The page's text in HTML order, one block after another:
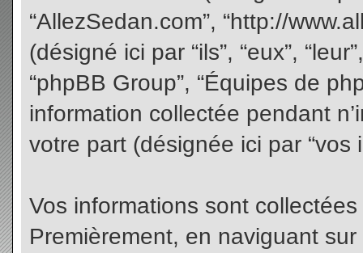
“AllezSedan.com”, “http://
(désigné ici par “ils”, “eux”,
“phpBB Group”, “Équipes de
information collectée pendant
votre part (désignée ici par “vos
Vos informations sont
Premièrement, en naviguant